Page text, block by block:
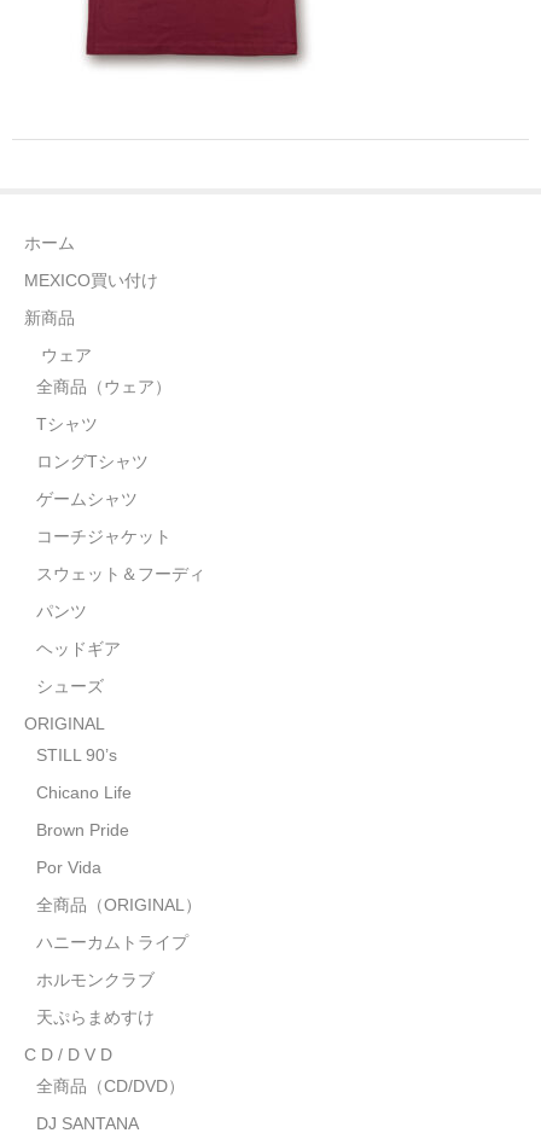
スウェット＆フーディ
ヘッドギア
ORIGINAL
STILL 90’s
Brown Pride
全商品（ORIGINAL）
ハニーカムトライプ
天ぷらまめすけ
C D / D V D
全商品（CD/DVD）
DJ SANTANA
Japanese Rap
MotiveRecords
グ ッ ズ
ホーム
MEXICO買い付け
新商品
ウェア
全商品（ウェア）
Tシャツ
ロングTシャツ
ゲームシャツ
コーチジャケット
スウェット＆フーディ
パンツ
ヘッドギア
シューズ
ORIGINAL
STILL 90’s
Chicano Life
Brown Pride
Por Vida
全商品（ORIGINAL）
ハニーカムトライプ
ホルモンクラブ
天ぷらまめすけ
C D / D V D
全商品（CD/DVD）
DJ SANTANA